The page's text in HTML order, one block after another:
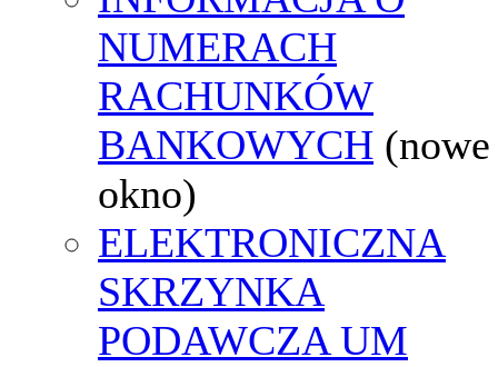
NUMERACH
RACHUNKÓW
BANKOWYCH (nowe
okno)
ELEKTRONICZNA
SKRZYNKA
PODAWCZA UM